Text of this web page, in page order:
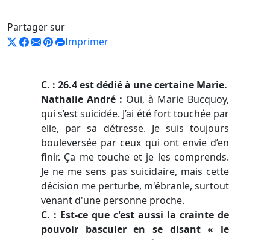
Partager sur
Imprimer
C. : 26.4 est dédié à une certaine Marie.
Nathalie André : Oui, à Marie Bucquoy,
qui s’est suicidée. J’ai été fort touchée par
elle, par sa détresse. Je suis toujours
bouleversée par ceux qui ont envie d’en
finir. Ça me touche et je les comprends.
Je ne me sens pas suicidaire, mais cette
décision me perturbe, m'ébranle, surtout
venant d'une personne proche.
C. : Est-ce que c'est aussi la crainte de
pouvoir basculer en se disant « le